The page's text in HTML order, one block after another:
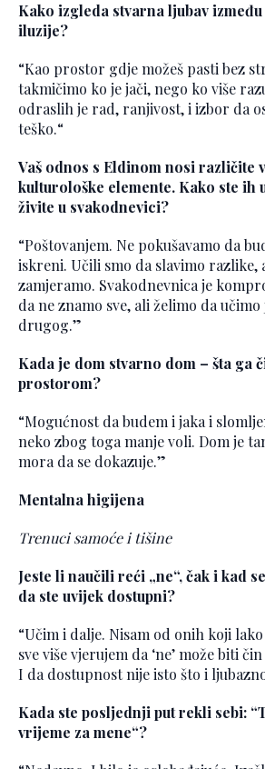
Kako izgleda stvarna ljubav
iluzije?
“Kao prostor gdje možeš pasti bez
takmičimo ko je jači, nego ko više
odraslih je rad, ranjivost, i izbor da
teško.“
Vaš odnos s Eldinom nosi različite
kulturološke elemente. Kako ste ih
živite u svakodnevici?
“Poštovanjem. Ne pokušavamo da
iskreni. Učili smo da slavimo razlike,
zamjeramo. Svakodnevnica je
da ne znamo sve, ali želimo da
drugog.”
Kada je dom stvarno dom – šta ga
prostorom?
“Mogućnost da budem i jaka i
neko zbog toga manje voli. Dom je
mora da se dokazuje.”
Mentalna higijena
Trenuci samoće i tišine
Jeste li naučili reći „ne“, čak i kad
da ste uvijek dostupni?
“Učim i dalje. Nisam od onih koji
sve više vjerujem da ‘ne’ može biti
I da dostupnost nije isto što i
Kada ste posljednji put rekli sebi:
vrijeme za mene“?